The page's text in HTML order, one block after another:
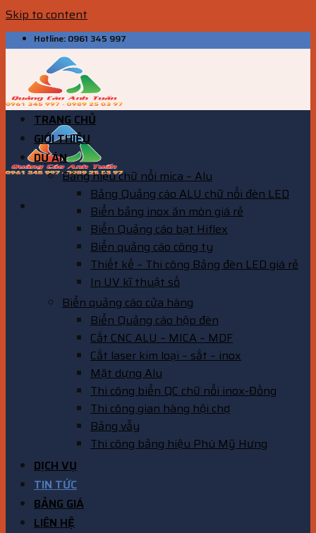
Skip to content
Hotline: 0961 345 997
TRANG CHỦ
GIỚI THIỆU
DỰ ÁN
Bảng hiệu chữ nổi mica – Alu
Bảng Quảng cáo ALU chữ nổi đèn LED
Biển bảng inox ăn mòn giá rẻ
Biển Quảng cáo bạt Hiflex
Biển quảng cáo công ty
Thiết kế – Thi công Bảng đèn LED giá rẻ
In UV kĩ thuật số
Biển quảng cáo cửa hàng
Biển Quảng cáo hộp đèn
Cắt CNC ALU – MICA – MDF
Cắt laser kim loại – sắt – inox
Mặt dựng Alu
Thi công biển QC chữ nổi inox-Đồng
Thi công gian hàng hội chợ
Bảng vẫy
Thi công bảng hiệu Phú Mỹ Hưng
DỊCH VỤ
TIN TỨC
BẢNG GIÁ
LIÊN HỆ